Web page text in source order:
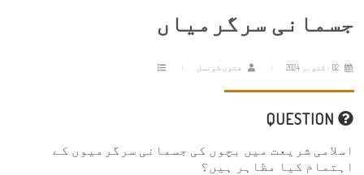
جسمانی سرگرمیاں
فتویٰ کونسل
اسلامی شریعت میں بچوں کی جسمانی سرگرمیوں کے
اہتمام کیا مظاہر ہیں؟